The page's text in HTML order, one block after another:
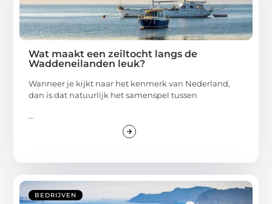
Wat maakt een zeiltocht langs de
Waddeneilanden leuk?
Wanneer je kijkt naar het kenmerk van Nederland,
dan is dat natuurlijk het samenspel tussen
...
BEDRIJVEN